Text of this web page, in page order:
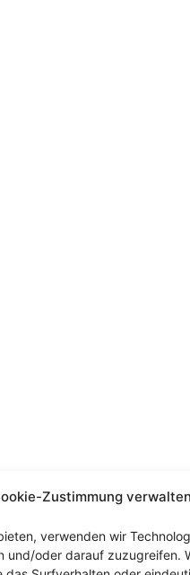
Zustimmung
verwenden wir
und/oder darauf zuzugreifen.